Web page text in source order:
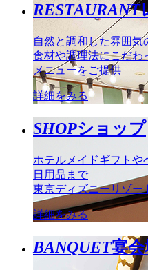
RESTAURANT
自然と調和した雰囲気
食材や調理法にこだわ
メニューをご提供
詳細をみる
SHOPショップ
ホテルメイドギフトや
日用品まで
東京ディズニーリゾー
詳細をみる
BANQUET宴会